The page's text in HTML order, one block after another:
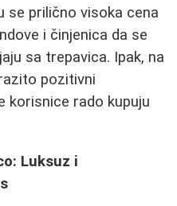
se prilično visoka cena
i činjenica da se
sa trepavica. Ipak, na
pozitivni
korisnice rado kupuju
Luksuz i